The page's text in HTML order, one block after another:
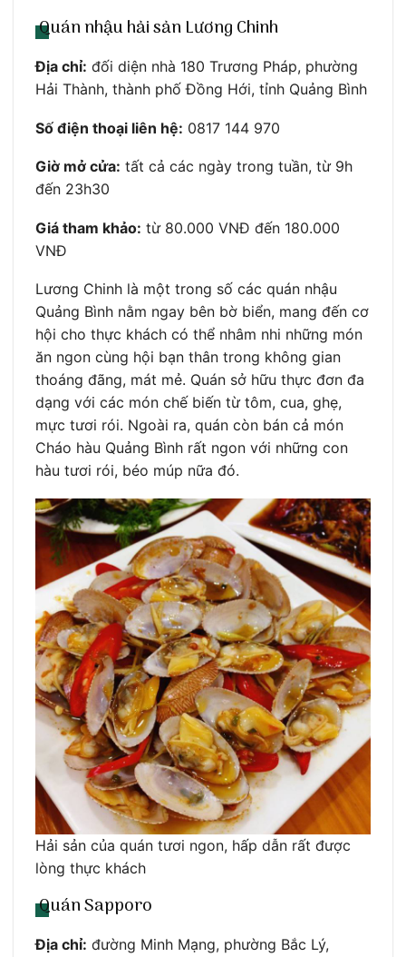
Quán nhậu hải sản Lương Chinh
Địa chỉ: đối diện nhà 180 Trương Pháp, phường
Hải Thành, thành phố Đồng Hới, tỉnh Quảng Bình
Số điện thoại liên hệ: 0817 144 970
Giờ mở cửa: tất cả các ngày trong tuần, từ 9h
đến 23h30
Giá tham khảo: từ 80.000 VNĐ đến 180.000
VNĐ
Lương Chinh là một trong số các quán nhậu
Quảng Bình nằm ngay bên bờ biển, mang đến cơ
hội cho thực khách có thể nhâm nhi những món
ăn ngon cùng hội bạn thân trong không gian
thoáng đãng, mát mẻ. Quán sở hữu thực đơn đa
dạng với các món chế biến từ tôm, cua, ghẹ,
mực tươi rói. Ngoài ra, quán còn bán cả món
Cháo hàu Quảng Bình rất ngon với những con
hàu tươi rói, béo múp nữa đó.
Hải sản của quán tươi ngon, hấp dẫn rất được
lòng thực khách
Quán Sapporo
Địa chỉ: đường Minh Mạng, phường Bắc Lý,